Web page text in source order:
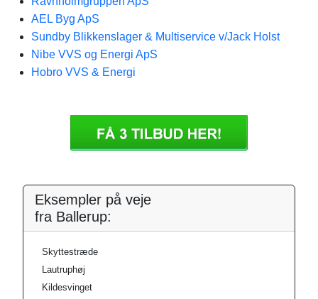
AEL Byg ApS
Sundby Blikkenslager & Multiservice v/Jack Holst
Nibe VVS og Energi ApS
Hobro VVS & Energi
Eksempler på veje
fra Ballerup:
Skyttestræde
Lautruphøj
Kildesvinget